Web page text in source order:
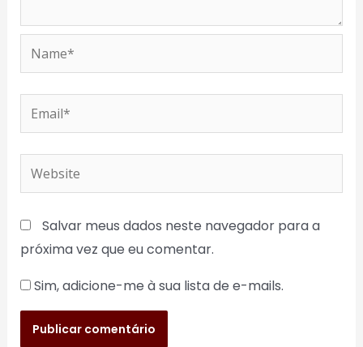
Name*
Email*
Website
Salvar meus dados neste navegador para a
próxima vez que eu comentar.
Sim, adicione-me à sua lista de e-mails.